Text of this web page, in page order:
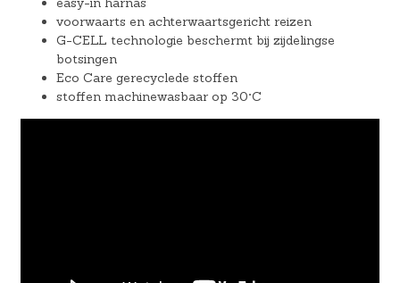
voorwaarts en achterwaartsgericht reizen
G-CELL technologie beschermt bij zijdelingse
botsingen
Eco Care gerecyclede stoffen
stoffen machinewasbaar op 30°C